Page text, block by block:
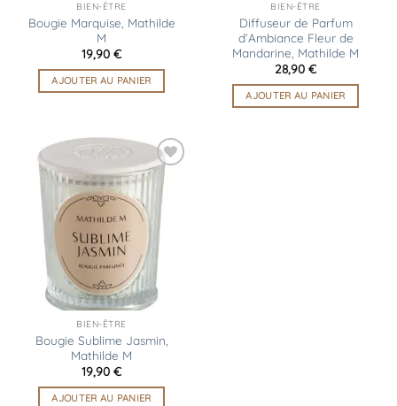
BIEN-ÊTRE
Bougie Marquise, Mathilde
M
19,90 €
AJOUTER AU PANIER
BIEN-ÊTRE
Diffuseur de Parfum
d’Ambiance Fleur de
Mandarine, Mathilde M
28,90 €
AJOUTER AU PANIER
Ajouter
à la
liste
d’envies
BIEN-ÊTRE
Bougie Sublime Jasmin,
Mathilde M
19,90 €
AJOUTER AU PANIER